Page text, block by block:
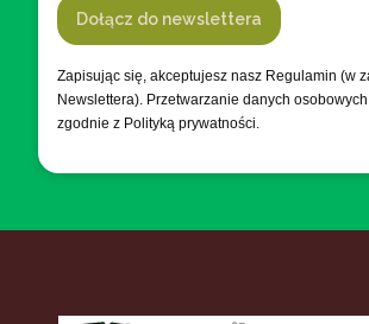
Dołącz do newslettera
Zapisując się, akceptujesz nasz Regulamin (w
Newslettera). Przetwarzanie danych
zgodnie z Polityką prywatności.